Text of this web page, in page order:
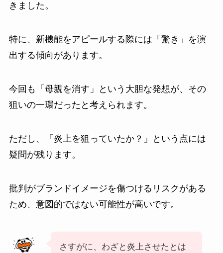
きました。
特に、新機能をアピールする際には「驚き」を演
出する傾向があります。
今回も「母親を消す」という大胆な発想が、その
狙いの一環だったと考えられます。
ただし、「炎上を狙っていたか？」という点には
疑問が残ります。
批判がブランドイメージを傷つけるリスクがある
ため、意図的ではない可能性が高いです。
さすがに、わざと炎上させたとは